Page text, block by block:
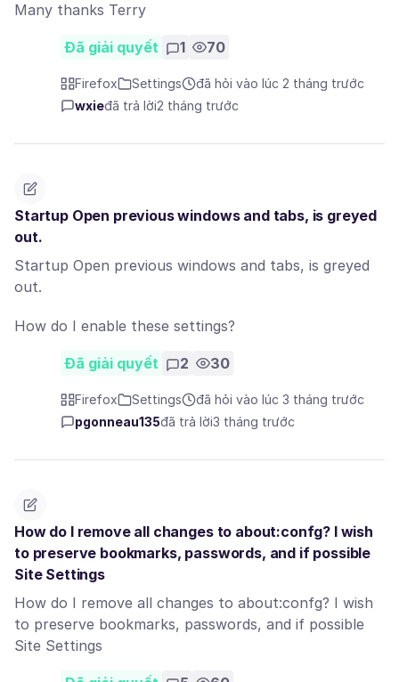
Many thanks Terry
Đã giải quyết 1 70
Firefox Settings
đã hỏi vào lúc 2 tháng trước
wxieđã trả lời2 tháng trước
Startup Open previous windows and tabs, is greyed
out.
Startup Open previous windows and tabs, is greyed
out.
How do I enable these settings?
Đã giải quyết 2 30
Firefox Settings
đã hỏi vào lúc 3 tháng trước
pgonneau135đã trả lời3 tháng trước
How do I remove all changes to about:confg? I wish
to preserve bookmarks, passwords, and if possible
Site Settings
How do I remove all changes to about:confg? I wish
to preserve bookmarks, passwords, and if possible
Site Settings